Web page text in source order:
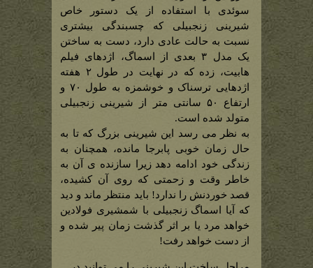
سوئدی با استفاده از یک دستور خاص
شیرینی زنجبیلی که چسبندگی بیشتری
نسبت به حالت عادی دارد، دست به ساختن
یک مدل ۳ بعدی از اسماگ، اژدهای فیلم
هابیت، زده که در نهایت در طول ۲ هفته
اژدهایی ترسناک و خوشمزه به طول ۷۰ و
ارتفاع ۵۰ سانتی متر از شیرینی زنجبیلی
متولد شده است.
به نظر می رسد این شیرینی بزرگ که تا به
حال زمان خوبی پابرجا مانده، همچنان به
زندگی خود ادامه دهد زیرا سازنده ی آن به
خاطر وقت و زحمتی که روی آن کشیده،
قصد خوردنش را ندارد! باید منتظر ماند و دید
که آیا اسماگ زنجبیلی با شمشیری فولادین
خواهد مرد یا بر اثر گذشت زمان پیر شده و
از دست خواهد رفت!